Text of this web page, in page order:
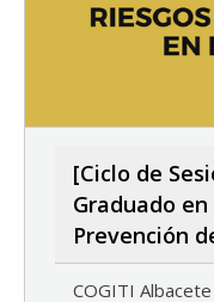
[Ciclo de
Graduado
Prevención
COGITI